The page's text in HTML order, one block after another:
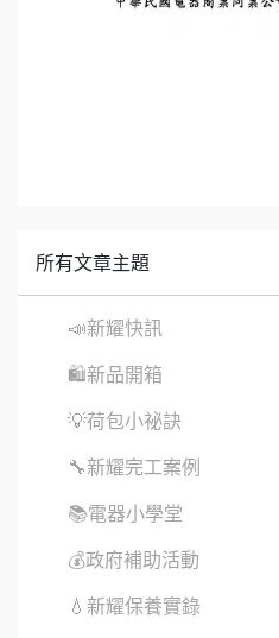
所有文章主題
📣新耀快訊
🛍新品開箱
💡荷包小祕訣
🔧新耀完工案例
📚電器小學堂
💰政府補助活動
💧新耀保養實錄